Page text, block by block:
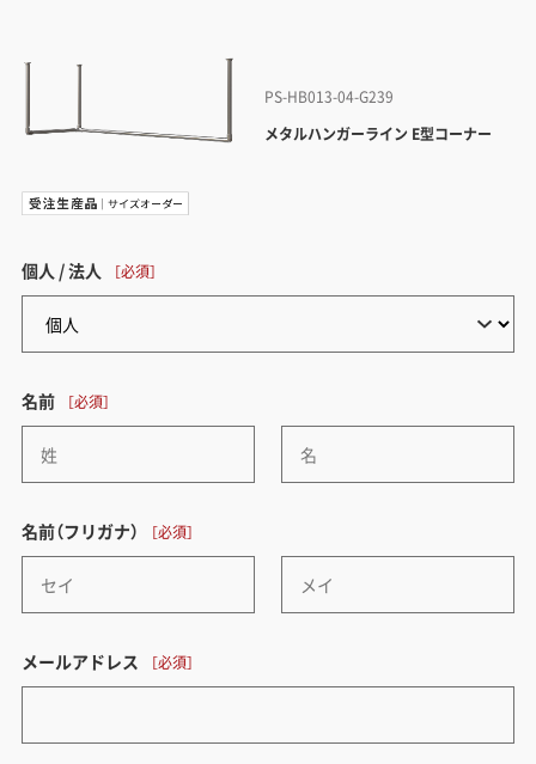
PS-HB013-04-G239
メタルハンガーライン E型コーナー
個人 / 法人
名前
名前（フリガナ）
メールアドレス